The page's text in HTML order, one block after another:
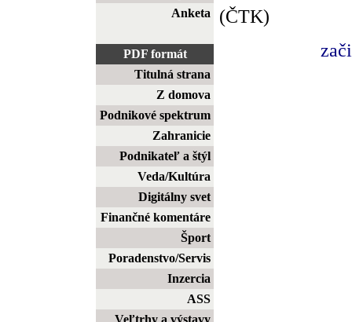
Anketa
PDF formát
Titulná strana
Z domova
Podnikové spektrum
Zahranicie
Podnikateľ a štýl
Veda/Kultúra
Digitálny svet
Finančné komentáre
Šport
Poradenstvo/Servis
Inzercia
ASS
Veľtrhy a výstavy
(ČTK)